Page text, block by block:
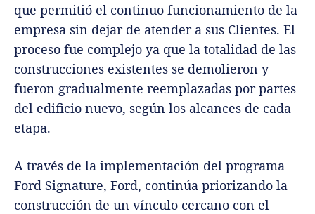
que permitió el continuo funcionamiento de la
empresa sin dejar de atender a sus Clientes. El
proceso fue complejo ya que la totalidad de las
construcciones existentes se demolieron y
fueron gradualmente reemplazadas por partes
del edificio nuevo, según los alcances de cada
etapa.
A través de la implementación del programa
Ford Signature, Ford, continúa priorizando la
construcción de un vínculo cercano con el